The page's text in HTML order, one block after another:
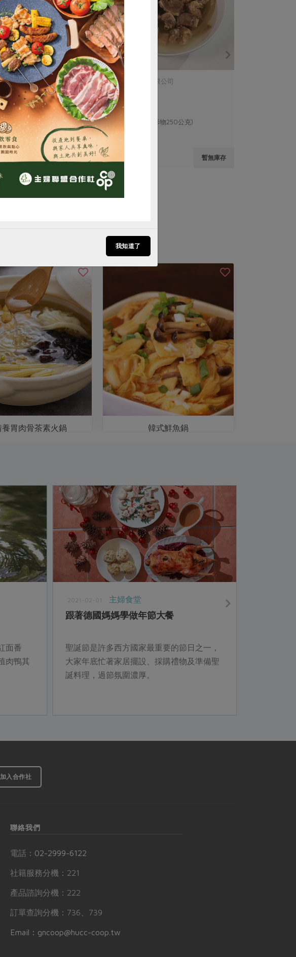
有限公司
翅
預購
鴨迷食品股份有限公司
酸菜鴨
1000公克(含固形物250公克)
$290 暫無庫存
養胃肉骨茶素火鍋 韓式鮮魚鍋
面番
肉鴨其
2021-02-01 主婦食堂
跟著德國媽媽學做年節大餐
聖誕節是許多西方國家最重要的節日之一，
大家年底忙著家居擺設、採購禮物及準備聖
誕料理，過節氛圍濃厚。
加入合作社
聯絡我們
電話： 02-2999-6122
社籍服務分機：221
產品諮詢分機：222
訂單查詢分機：736、739
Email：gncoop@hucc-coop.tw
食安 共同購買
我知道了